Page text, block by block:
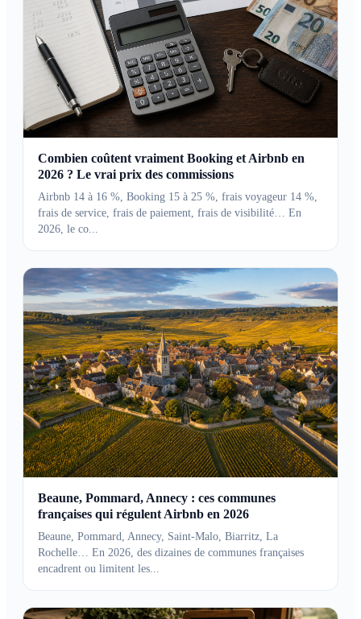
Combien coûtent vraiment Booking et Airbnb en
2026 ? Le vrai prix des commissions
Airbnb 14 à 16 %, Booking 15 à 25 %, frais voyageur 14 %,
frais de service, frais de paiement, frais de visibilité… En
2026, le co...
Beaune, Pommard, Annecy : ces communes
françaises qui régulent Airbnb en 2026
Beaune, Pommard, Annecy, Saint-Malo, Biarritz, La
Rochelle… En 2026, des dizaines de communes françaises
encadrent ou limitent les...